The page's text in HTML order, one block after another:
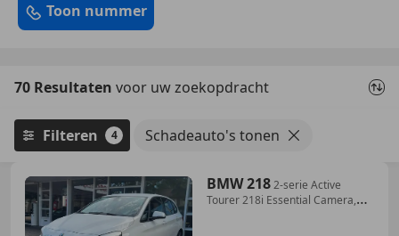
Toon nummer
70 Resultaten voor uw zoekopdracht
Filteren 4 Schadeauto's tonen
BMW 2182-serie Active
Tourer 218i Essential Camera,